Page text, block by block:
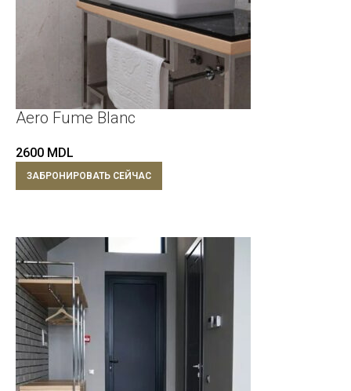
Aero Fume Blanc
2600 MDL
ЗАБРОНИРОВАТЬ СЕЙЧАС